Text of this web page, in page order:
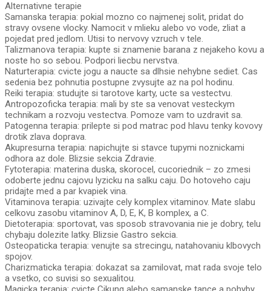
Alternativne terapie
Samanska terapia: pokial mozno co najmenej solit, pridat do
stravy ovsene vlocky. Namocit v mlieku alebo vo vode, zliat a
pojedat pred jedlom. Utisi to nervovy vzruch v tele.
Talizmanova terapia: kupte si znamenie barana z nejakeho kovu a
noste ho so sebou. Podpori liecbu nervstva.
Naturterapia: cvicte jogu a naucte sa dlhsie nehybne sediet. Cas
sedenia bez pohnutia postupne zvysujte az na pol hodinu.
Reiki terapia: studujte si tarotove karty, ucte sa vestectvu.
Antropozoficka terapia: mali by ste sa venovat vesteckym
technikam a rozvoju vestectva. Pomoze vam to uzdravit sa.
Patogenna terapia: prilepte si pod matrac pod hlavu tenky kovovy
drotik zlava doprava.
Akupresurna terapia: napichujte si stavce tupymi noznickami
odhora az dole. Blizsie sekcia Zdravie.
Fytoterapia: materina duska, skorocel, cucoriednik – zo zmesi
odoberte jednu cajovu lyzicku na salku caju. Do hotoveho caju
pridajte med a par kvapiek vina.
Vitaminova terapia: uzivajte cely komplex vitaminov. Mate slabu
celkovu zasobu vitaminov A, D, E, K, B komplex, a C.
Dietoterapia: sportovat, vas sposob stravovania nie je dobry, telu
chybaju dolezite latky. Blizsie Gastro sekcia.
Osteopaticka terapia: venujte sa strecingu, natahovaniu klbovych
spojov.
Charizmaticka terapia: dokazat sa zamilovat, mat rada svoje telo
a vsetko, co suvisi so sexualitou.